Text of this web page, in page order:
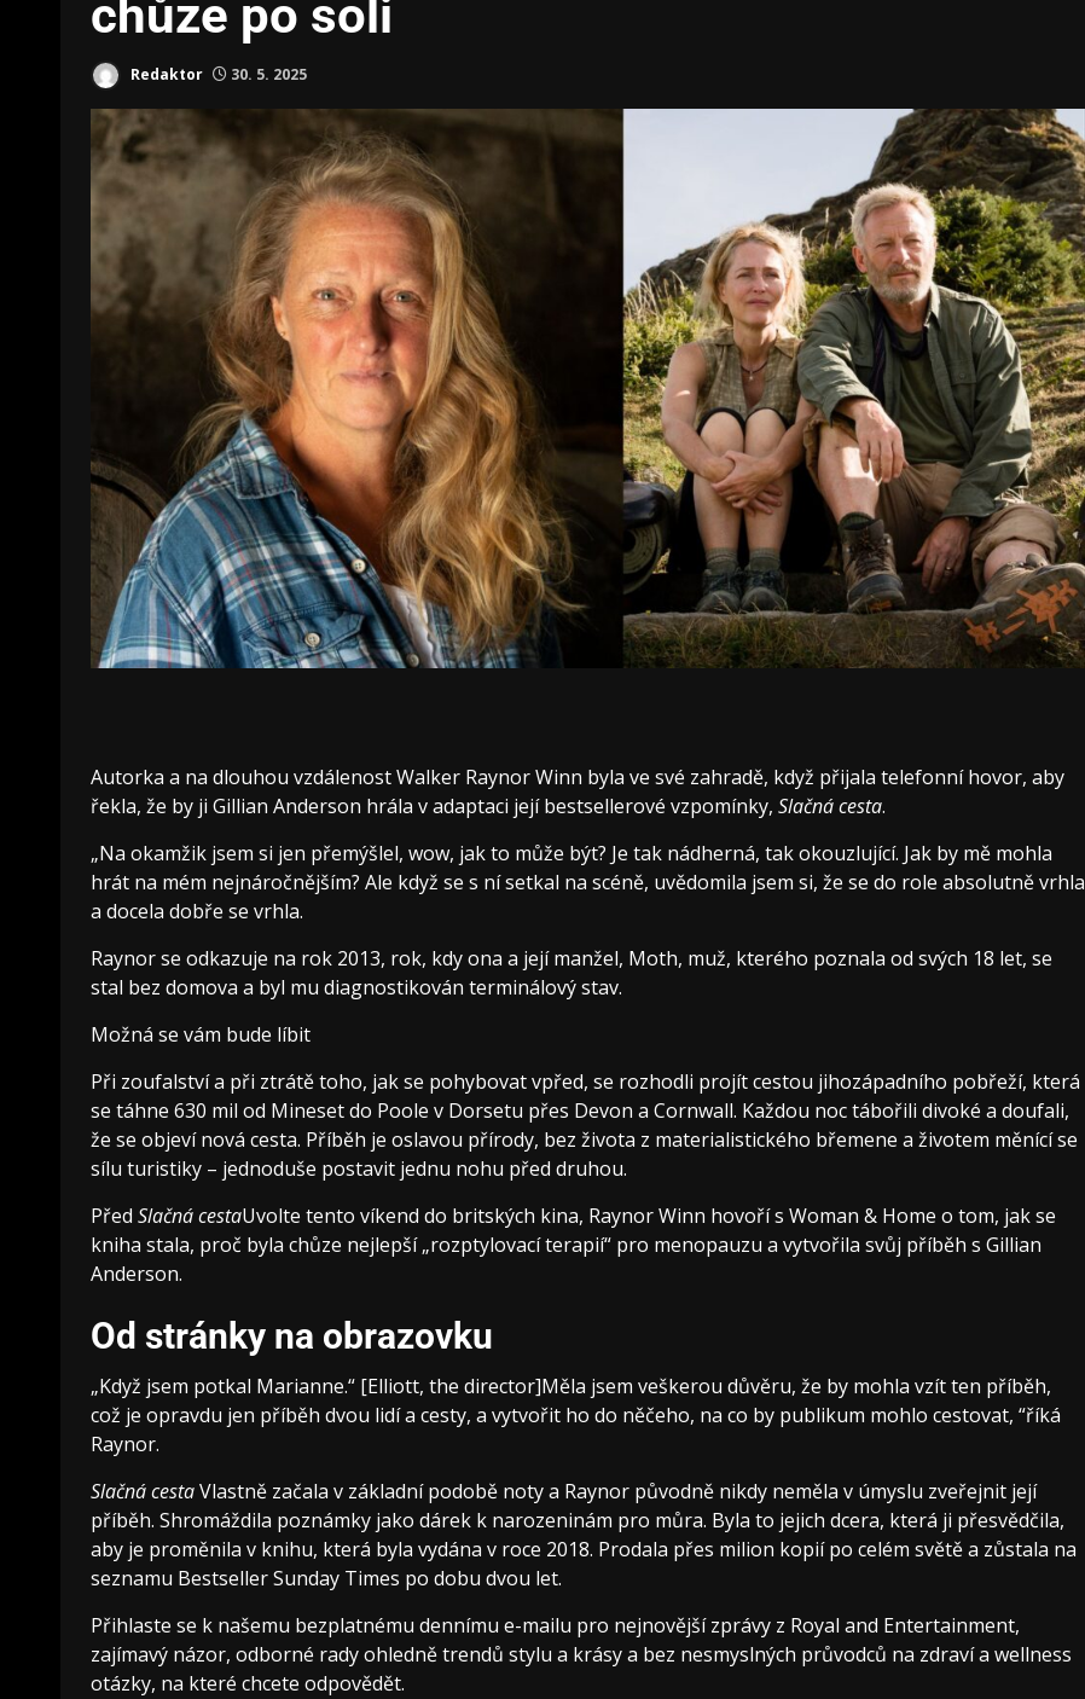
chůze po soli
Redaktor 30. 5. 2025
Autorka a na dlouhou vzdálenost Walker Raynor Winn byla ve své zahradě, když přijala telefonní hovor, aby
řekla, že by ji Gillian Anderson hrála v adaptaci její bestsellerové vzpomínky, Slačná cesta.
„Na okamžik jsem si jen přemýšlel, wow, jak to může být? Je tak nádherná, tak okouzlující. Jak by mě mohla
hrát na mém nejnáročnějším? Ale když se s ní setkal na scéně, uvědomila jsem si, že se do role absolutně vrhla
a docela dobře se vrhla.
Raynor se odkazuje na rok 2013, rok, kdy ona a její manžel, Moth, muž, kterého poznala od svých 18 let, se
stal bez domova a byl mu diagnostikován terminálový stav.
Možná se vám bude líbit
Při zoufalství a při ztrátě toho, jak se pohybovat vpřed, se rozhodli projít cestou jihozápadního pobřeží, která
se táhne 630 mil od Mineset do Poole v Dorsetu přes Devon a Cornwall. Každou noc tábořili divoké a doufali,
že se objeví nová cesta. Příběh je oslavou přírody, bez života z materialistického břemene a životem měnící se
sílu turistiky – jednoduše postavit jednu nohu před druhou.
Před Slačná cestaUvolte tento víkend do britských kina, Raynor Winn hovoří s Woman & Home o tom, jak se
kniha stala, proč byla chůze nejlepší „rozptylovací terapií“ pro menopauzu a vytvořila svůj příběh s Gillian
Anderson.
Od stránky na obrazovku
„Když jsem potkal Marianne.“ [Elliott, the director]Měla jsem veškerou důvěru, že by mohla vzít ten příběh,
což je opravdu jen příběh dvou lidí a cesty, a vytvořit ho do něčeho, na co by publikum mohlo cestovat, “říká
Raynor.
Slačná cestaVlastně začala v základní podobě noty a Raynor původně nikdy neměla v úmyslu zveřejnit její
příběh. Shromáždila poznámky jako dárek k narozeninám pro můra. Byla to jejich dcera, která ji přesvědčila,
aby je proměnila v knihu, která byla vydána v roce 2018. Prodala přes milion kopií po celém světě a zůstala na
seznamu Bestseller Sunday Times po dobu dvou let.
Přihlaste se k našemu bezplatnému dennímu e-mailu pro nejnovější zprávy z Royal and Entertainment,
zajímavý názor, odborné rady ohledně trendů stylu a krásy a bez nesmyslných průvodců na zdraví a wellness
otázky, na které chcete odpovědět.